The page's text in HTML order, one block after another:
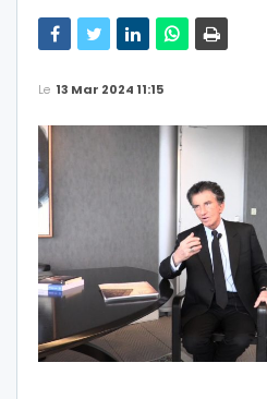
Le 13 Mar 2024 11:15